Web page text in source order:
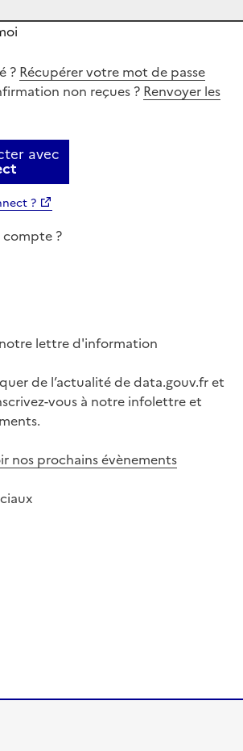
? Récupérer votre mot de passe
non reçues ? Renvoyer les
avec
?
compte ?
lettre d'information
de l’actualité de data.gouv.fr et
vous à notre infolettre et
nos prochains évènements